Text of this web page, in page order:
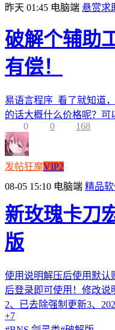
昨天 01:45 电脑端 悬赏求
破解个辅助
有偿！
易语言程序 看了就知道
的话大概什么价格呢？可
0
0 168
发帖狂魔VIP2
08-05 15:10 电脑端 精品
新玫瑰卡刀
版
使用说明解压后使用默认
后登录即可使用！修改说
2、已去除强制更新3、
+7